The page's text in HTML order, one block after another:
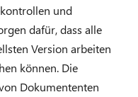
und
dafür, dass alle
Version arbeiten
können. Die
Dokumententen